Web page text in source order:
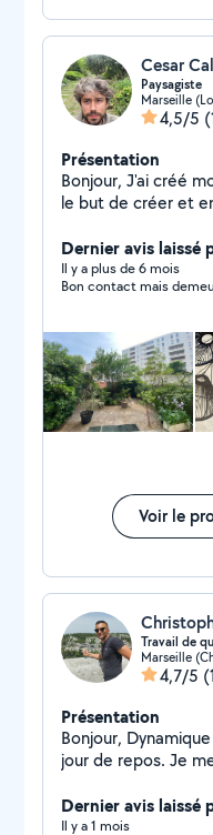
Cesar
Paysagiste
Marseille
4,5/5
Présentation
Bonjour, J'ai créé mon entreprise HORAE TERRA dans
le but de créer et
éléments de
retrouve cette
comprendre et
Dernier avis laissé
Il y a plus de 6 mois
Bon contact mais
Voir le
Travail de
Marseille
4,7/5
Présentation
Bonjour,
jour de repos. Je
taille des haies...
(Je possède tout le
Dernier avis laissé
Il y a 1 mois